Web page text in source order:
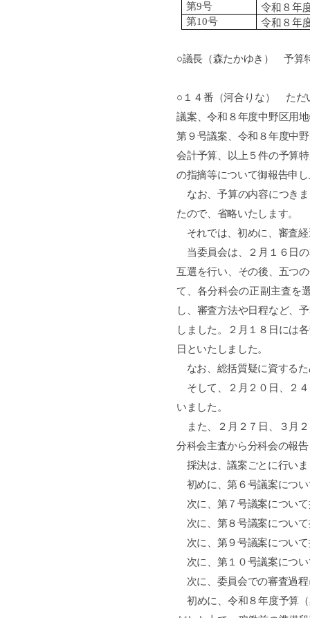
第9号
令和８年
第10号 令和８年
○議長（森たかゆき） 予算
○１４番（河合りな） ただ
議案、令和８年度中野区用
第９号議案、令和８年度中
会計予算、以上５件の予算
の指摘等について御報告申
なお、予算の内容につき
たので、省略いたします。
それでは、初めに、審査経
当委員会は、２月１６日
互選を行い、その後、五つ
て、各分科会の正副主査を
し、審査方法や日程など、
しました。２月１８日には
日といたしました。
なお、総括質疑に資するた
そして、２月２０日、２
いました。
また、２月２７日、３月
分科会主査から分科会の報
採決は、議案ごとに行いま
初めに、第６号議案につい
次に、第７号議案について
次に、第８号議案について
次に、第９号議案について
次に、第１０号議案につい
次に、委員会での審査過程
初めに、令和８年度予算